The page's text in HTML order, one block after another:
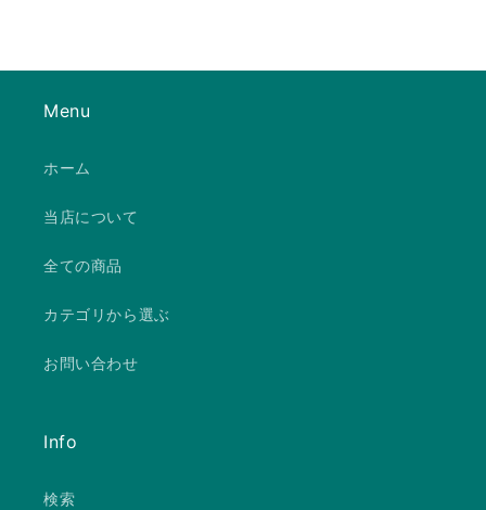
Menu
ホーム
当店について
全ての商品
カテゴリから選ぶ
お問い合わせ
Info
検索